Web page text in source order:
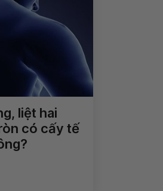
liệt hai
có cấy tế